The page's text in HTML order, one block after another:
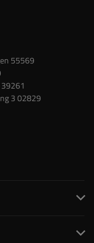
55569
3 02829